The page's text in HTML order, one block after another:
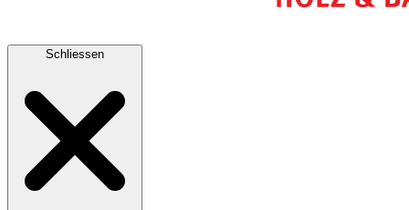
Schliessen